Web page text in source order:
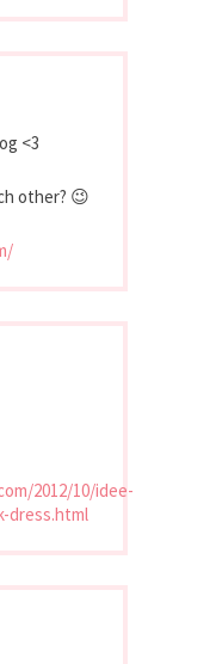
<3
other? 😉
2012/10/idee-
dress.html